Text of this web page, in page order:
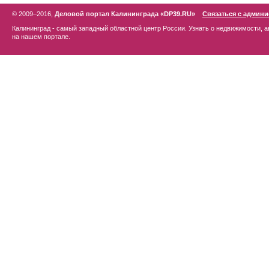
© 2009–2016, Деловой портал Калининграда «DP39.RU»
Связаться с
Калининград - самый западный областной центр России. Узнать о недвижимости,
на нашем портале.